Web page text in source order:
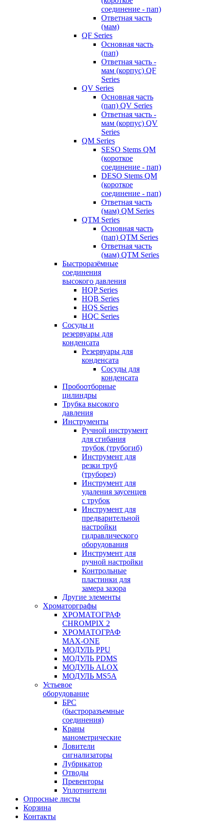
соединение - пап)
Ответная часть
(мам)
QF Series
Основная часть
(пап)
Ответная часть -
мам (корпус) QF
Series
QV Series
Основная часть
(пап) QV Series
Ответная часть -
мам (корпус) QV
Series
QM Series
SESO Stems QM
(короткое
соединение - пап)
DESO Stems QM
(короткое
соединение - пап)
Ответная часть
(мам) QM Series
QTM Series
Основная часть
(пап) QTM Series
Ответная часть
(мам) QTM Series
Быстроразёмные
соединения
высокого давления
HQP Series
HQB Series
HQS Series
HQC Series
Сосуды и
резервуары для
конденсата
Резервуары для
конденсата
Сосуды для
конденсата
Пробоотборные
цилиндры
Трубка высокого
давления
Инструменты
Ручной инструмент
для сгибания
трубок (трубогиб)
Инструмент для
резки труб
(труборез)
Инструмент для
удаления заусенцев
с трубок
Инструмент для
предварительной
настройки
гидравлического
оборудования
Инструмент для
ручной настройки
Контрольные
пластинки для
замера зазора
Другие элементы
Хроматорграфы
ХРОМАТОГРАФ
CHROMPIX 2
ХРОМАТОГРАФ
MAX-ONE
МОДУЛЬ PPU
МОДУЛЬ PDMS
МОДУЛЬ ALOX
МОДУЛЬ MS5A
Устьевое
оборудование
БРС
(быстроразъемные
соединения)
Краны
манометрические
Ловители
сигнализаторы
Лубрикатор
Отводы
Превенторы
Уплотнители
Опросные листы
Корзина
Контакты